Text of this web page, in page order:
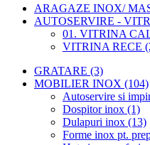
ARAGAZE INOX/
AUTOSERVIRE -
01. VITRINA
VITRINA RECE
GRATARE (3)
MOBILIER INOX (104)
Autoservire si
Dospitor inox (1)
Dulapuri inox (13)
Forme inox pt.